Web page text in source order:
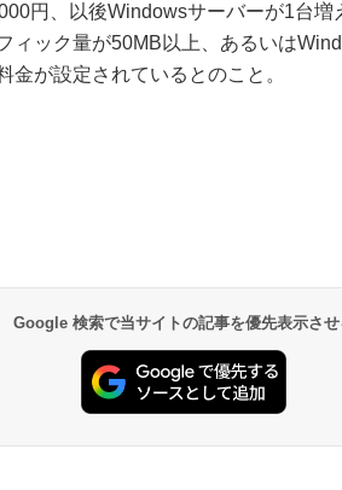
円、以後Windowsサーバーが1台増
ィック量が50MB以上、あるいは
金が設定されているとのこと。
Google 検索で当サイトの記事を優先表示させ